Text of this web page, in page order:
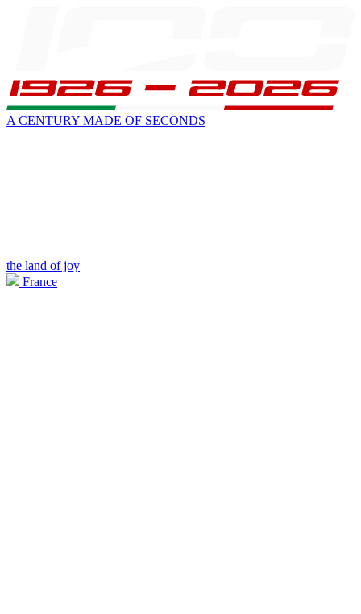
A CENTURY MADE OF SECONDS
the land of joy
France